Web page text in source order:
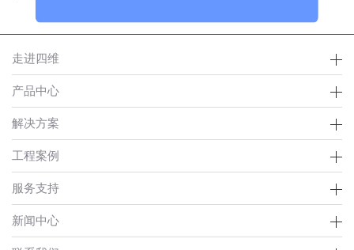
走进四维
产品中心
解决方案
工程案例
服务支持
新闻中心